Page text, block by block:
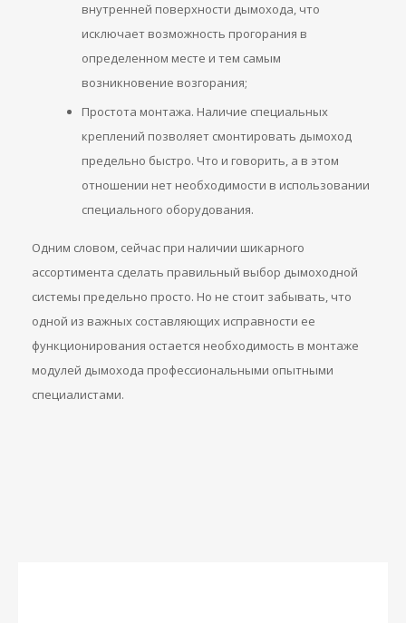
внутренней поверхности дымохода, что
исключает возможность прогорания в
определенном месте и тем самым
возникновение возгорания;
Простота монтажа. Наличие специальных
креплений позволяет смонтировать дымоход
предельно быстро. Что и говорить, а в этом
отношении нет необходимости в использовании
специального оборудования.
Одним словом, сейчас при наличии шикарного
ассортимента сделать правильный выбор дымоходной
системы предельно просто. Но не стоит забывать, что
одной из важных составляющих исправности ее
функционирования остается необходимость в монтаже
модулей дымохода профессиональными опытными
специалистами.